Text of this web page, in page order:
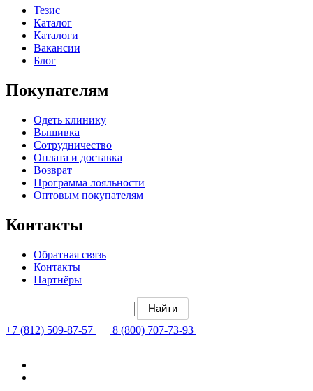
Тезис
Каталог
Каталоги
Вакансии
Блог
Покупателям
Одеть клинику
Вышивка
Сотрудничество
Оплата и доставка
Возврат
Программа лояльности
Оптовым покупателям
Контакты
Обратная связь
Контакты
Партнёры
+7 (812) 509-87-57 8 (800) 707-73-93